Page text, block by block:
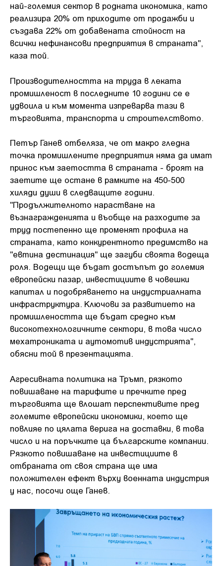
най-големия сектор в родната икономика, като
реализира 20% от приходите от продажби и
създава 22% от добавената стойност на
всички нефинансови предприятия в страната",
каза той.
Производителността на труда в леката
промишленост в последните 10 години се е
удвоила и към момента изпреварва тази в
търговията, транспорта и строителството.
Петър Ганев отбеляза, че от макро гледна
точка промишлените предприятия няма да имат
принос към заетостта в страната - броят на
заетите ще остане в рамките на 450-500
хиляди души в следващите години.
"Продължителното нарастване на
възнагражденията и въобще на разходите за
труд постепенно ще променят профила на
страната, като конкурентното предимство на
"евтина дестинация" ще загуби своята водеща
роля. Водещи ще бъдат достъпът до големия
европейски пазар, инвестициите в човешки
капитал и подобряването на индустриалната
инфраструктура. Ключови за развитието на
промишлеността ще бъдат средно към
високотехнологичните сектори, в това число
мехатрониката и аутомотив индустрията",
обясни той в презентацията.
Агресивната политика на Тръмп, рязкото
повишаване на тарифите и пречките пред
търговията ще влошат перспективите пред
големите европейски икономики, което ще
повлияе по цялата верига на доставки, в това
число и на поръчките ца българските компании.
Рязкото повишаване на инвестициите в
отбраната от своя страна ще има
положителен ефект върху военната индустрия
у нас, посочи още Ганев.